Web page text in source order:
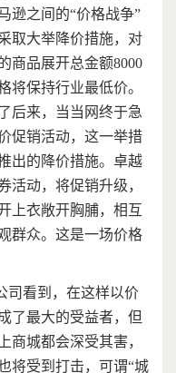
逊之间的“价格战争”
取大举降价措施，对
商品展开总金额8000
将保持行业最低价。
后来，当当网终于急
促销活动，这一举措
出的降价措施。卓越
活动，将促销升级，
上衣敞开胸脯，相互
群众。这是一场价格
司看到，在这样以价
了最大的受益者，但
商城都会深受其害，
将受到打击，可谓“城